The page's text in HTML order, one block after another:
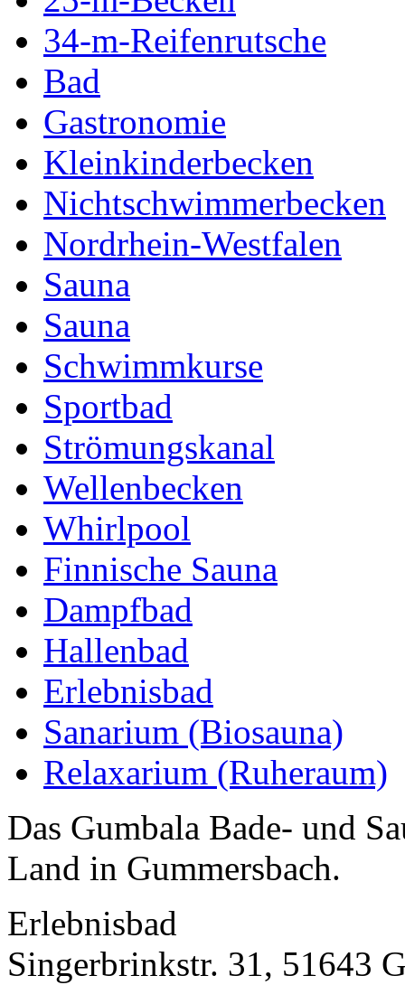
34-m-Reifenrutsche
Bad
Gastronomie
Kleinkinderbecken
Nichtschwimmerbecken
Nordrhein-Westfalen
Sauna
Sauna
Schwimmkurse
Sportbad
Strömungskanal
Wellenbecken
Whirlpool
Finnische Sauna
Dampfbad
Hallenbad
Erlebnisbad
Sanarium (Biosauna)
Relaxarium (Ruheraum)
Das Gumbala Bade- und
Land in Gummersbach.
Erlebnisbad
Singerbrinkstr. 31, 51643